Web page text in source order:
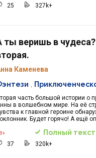
25 327k+
ты веришь в
Каменева
часть большой истории о
в волшебном мире. На её
к главной героине
Будет горячо! А ещё
Полный текст
37 320k+